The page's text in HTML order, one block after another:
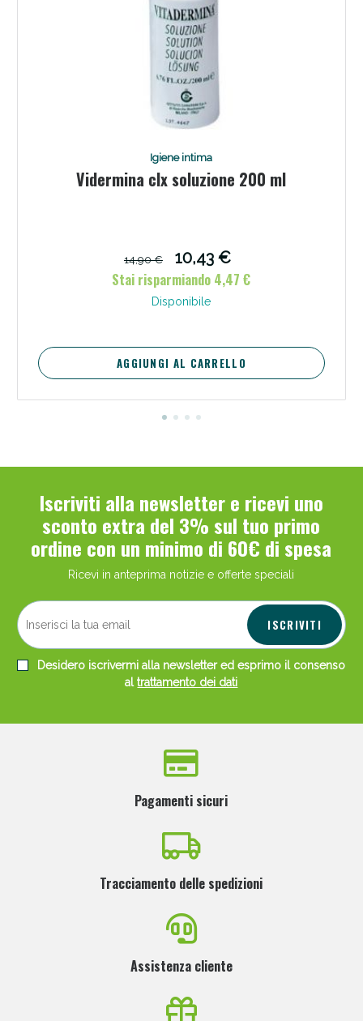
Igiene intima
Vidermina clx soluzione 200 ml
14,90 €
10,43 €
Stai risparmiando 4,47 €
Disponibile
AGGIUNGI AL CARRELLO
Iscriviti alla newsletter e ricevi uno
sconto extra del 3% sul tuo primo
ordine con un minimo di 60€ di spesa
Ricevi in anteprima notizie e offerte speciali
ISCRIVITI
Desidero iscrivermi alla newsletter ed esprimo il consenso
altrattamento dei dati
Pagamenti sicuri
Tracciamento delle spedizioni
Assistenza cliente